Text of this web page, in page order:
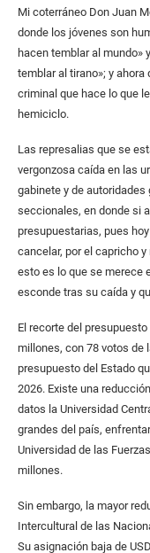
Mi coterráneo Don Juan
donde los jóvenes son
hacen temblar al mundo»
temblar al tirano»; y
criminal que hace lo que
hemiciclo.
Las represalias que se
vergonzosa caída en las
gabinete y de
seccionales, en donde si
presupuestarias, pues
cancelar, por el capricho
esto es lo que se merece
esconde tras su caída y
El recorte del
millones, con 78 votos de
presupuesto del Estado
2026. Existe una
datos la Universidad
grandes del país,
Universidad de las
millones.
Sin embargo, la mayor
Intercultural de las
Su asignación baja de